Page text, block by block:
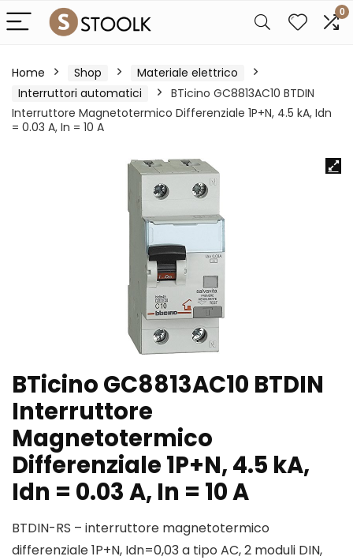
0
Home Shop
Materiale elettrico
Interruttori automatici
BTicino GC8813AC10 BTDIN
Interruttore Magnetotermico Differenziale 1P+N, 4.5 kA, Idn
= 0.03 A, In = 10 A
BTicino GC8813AC10 BTDIN
Interruttore
Magnetotermico
Differenziale 1P+N, 4.5 kA,
Idn = 0.03 A, In = 10 A
BTDIN-RS – interruttore magnetotermico
differenziale 1P+N, Idn=0,03 a tipo AC, 2 moduli DIN,